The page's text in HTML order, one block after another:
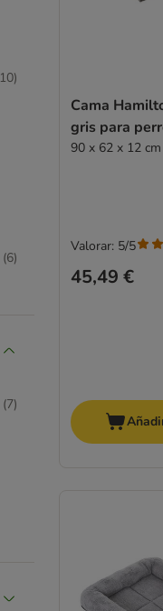
10)
(6)
(7)
Cama
gris para
90 x 62 x 12
45,49 €
Valorar: 5/5